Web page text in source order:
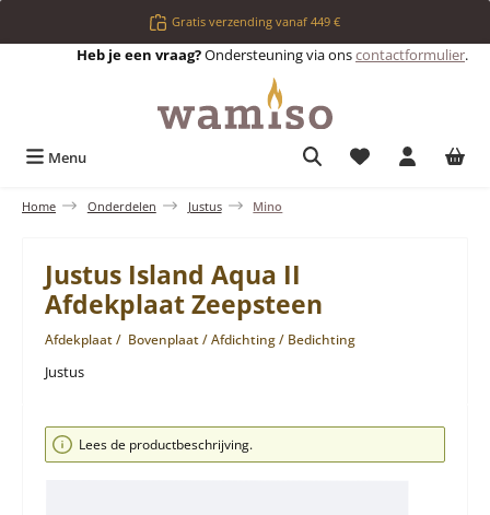
Ga naar de hoofdinhoudGratis verzending vanaf 449 €
Heb je een vraag?Ondersteuning via onscontactformulier.
Menu Je hebt 0 items
Home Onderdelen Justus Mino
Justus Island Aqua II
Afdekplaat Zeepsteen
Afdekplaat / Bovenplaat / Afdichting / Bedichting
Justus
Afbeeldingengalerij overslaan
Lees de productbeschrijving.